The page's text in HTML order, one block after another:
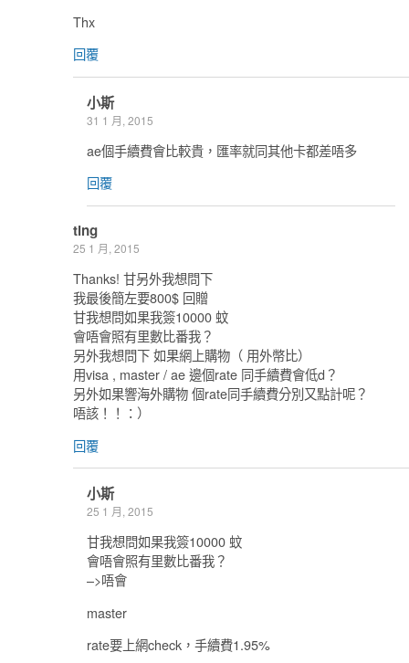
Thx
回覆
小斯
31 1 月, 2015
ae個手續費會比較貴，匯率就同其他卡都差唔多
回覆
ting
25 1 月, 2015
Thanks! 甘另外我想問下
我最後簡左要800$ 回贈
甘我想問如果我簽10000 蚊
會唔會照有里數比番我？
另外我想問下 如果網上購物（ 用外幣比）
用visa , master / ae 邊個rate 同手續費會低d？
另外如果響海外購物 個rate同手續費分別又點計呢？
唔該！！：）
回覆
小斯
25 1 月, 2015
甘我想問如果我簽10000 蚊
會唔會照有里數比番我？
–>唔會
master
rate要上網check，手續費1.95%